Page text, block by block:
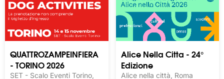
QUATTROZAMPEINFIERA
- TORINO 2026
SET - Scalo Eventi Torino,
Alice Nella Citta - 24°
Edizione
Alice nella città, Roma